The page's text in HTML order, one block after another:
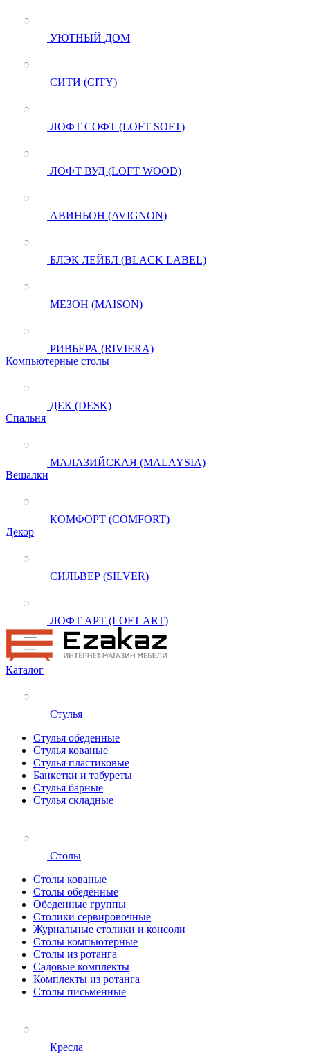
УЮТНЫЙ ДОМ
СИТИ (CITY)
ЛОФТ СОФТ (LOFT SOFT)
ЛОФТ ВУД (LOFT WOOD)
АВИНЬОН (AVIGNON)
БЛЭК ЛЕЙБЛ (BLACK LABEL)
МЕЗОН (MAISON)
РИВЬЕРА (RIVIERA)
Компьютерные столы
ДЕК (DESK)
Спальня
МАЛАЗИЙСКАЯ (MALAYSIA)
Вешалки
КОМФОРТ (COMFORT)
Декор
СИЛЬВЕР (SILVER)
ЛОФТ АРТ (LOFT ART)
Каталог
Стулья
Стулья обеденные
Стулья кованые
Стулья пластиковые
Банкетки и табуреты
Стулья барные
Стулья складные
Столы
Столы кованые
Столы обеденные
Обеденные группы
Столики сервировочные
Журнальные столики и консоли
Столы компьютерные
Столы из ротанга
Садовые комплекты
Комплекты из ротанга
Столы письменные
Кресла